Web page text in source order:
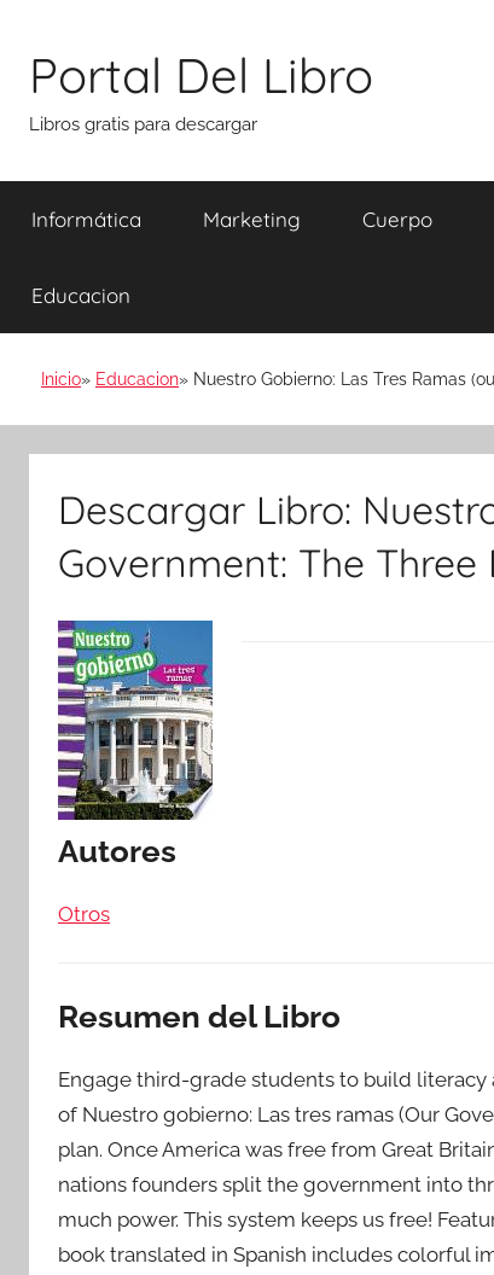
contenido
Portal Del Libro
Libros gratis para descargar
Informática Marketing Cuerpo
Educacion
Inicio Educacion Nuestro Gobierno: Las Tres Ramas
Descargar Libro:
Government: The
Autores
Otros
Resumen del Libro
Engage third-grade students to build
of Nuestro gobierno: Las tres ramas (Our
plan. Once America was free from Great
nations founders split the government into
much power. This system keeps us free!
book translated in Spanish includes colorful